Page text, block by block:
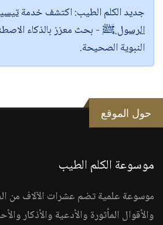
جديد الكلم الطيب:اكتشف خدمة
الرسول ﷺ - بحث معزز بالذكاء
النبوية الصحيحة.
حول الموقع
موسوعة الكلم الطيب
موسوعة علمية تضم عشرات الآلاف من
والأقوال المأثورة والأدعية والأذكار